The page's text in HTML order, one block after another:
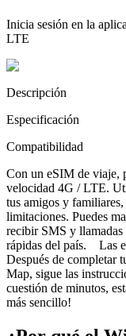
Inicia sesión en la
LTE
Descripción
Especificación
Compatibilidad
Con un eSIM de viaje,
velocidad 4G / LTE.
tus amigos y
limitaciones. Puedes
recibir SMS y llamadas
rápidas del país. Las
Después de completar
Map, sigue las
cuestión de minutos,
más sencillo!